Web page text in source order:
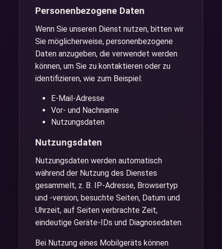
Personenbezogene Daten
Wenn Sie unseren Dienst nutzen, bitten wir
Sie möglicherweise, personenbezogene
Daten anzugeben, die verwendet werden
können, um Sie zu kontaktieren oder zu
identifizieren, wie zum Beispiel:
E-Mail-Adresse
Vor- und Nachname
Nutzungsdaten
Nutzungsdaten
Nutzungsdaten werden automatisch
während der Nutzung des Dienstes
gesammelt, z. B. IP-Adresse, Browsertyp
und -version, besuchte Seiten, Datum und
Uhrzeit, auf Seiten verbrachte Zeit,
eindeutige Geräte-IDs und Diagnosedaten.
Bei Nutzung eines Mobilgeräts können